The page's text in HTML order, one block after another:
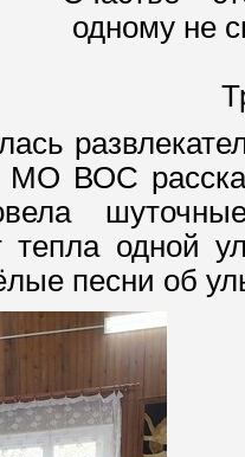
одному не
МО ВОС
тепла одной
песни об